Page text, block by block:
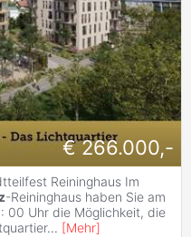
€ 266.000,-
Reininghaus Im
-Reininghaus haben Sie am
00 Uhr die Möglichkeit, die
... [Mehr]